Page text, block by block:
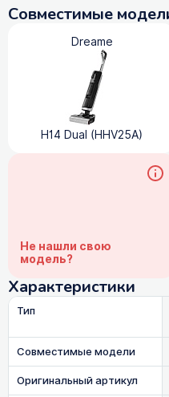
Совместимые
Dreame
H14 Dual (HHV25A)
Не нашли свою
модель?
Характеристики
Тип
Совместимые модели
Оригинальный артикул